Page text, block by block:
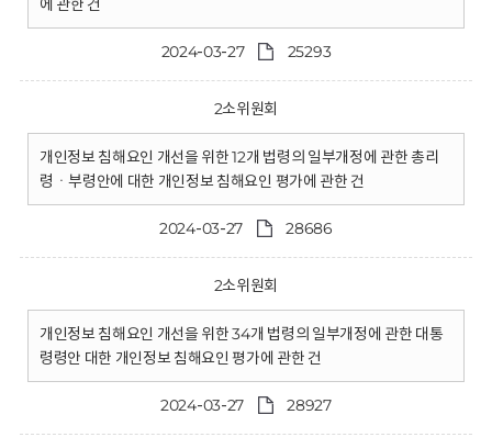
에 관한 건
2024-03-27 25293
2소위원회
개인정보 침해요인 개선을 위한 12개 법령의 일부개정에 관한 총리
령ㆍ부령안에 대한 개인정보 침해요인 평가에 관한 건
2024-03-27 28686
2소위원회
개인정보 침해요인 개선을 위한 34개 법령의 일부개정에 관한 대통
령령안 대한 개인정보 침해요인 평가에 관한 건
2024-03-27 28927